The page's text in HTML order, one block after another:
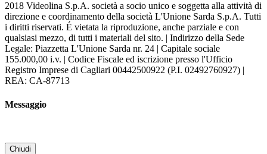
2018 Videolina S.p.A. società a socio unico e soggetta alla attività di
direzione e coordinamento della società L'Unione Sarda S.p.A. Tutti
i diritti riservati. É vietata la riproduzione, anche parziale e con
qualsiasi mezzo, di tutti i materiali del sito. | Indirizzo della Sede
Legale: Piazzetta L'Unione Sarda nr. 24 | Capitale sociale
155.000,00 i.v. | Codice Fiscale ed iscrizione presso l'Ufficio
Registro Imprese di Cagliari 00442500922 (P.I. 02492760927) |
REA: CA-87713
Messaggio
Chiudi